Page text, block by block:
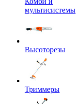
мультисистемы
Высоторезы
Триммеры